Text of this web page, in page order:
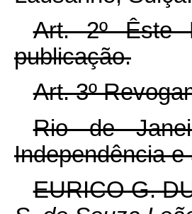
Art. 2º Êste
publicação.
Art. 3º
Rio de
Independência e
EURICO G.